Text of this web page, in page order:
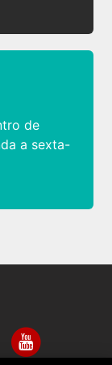
de
a sexta-